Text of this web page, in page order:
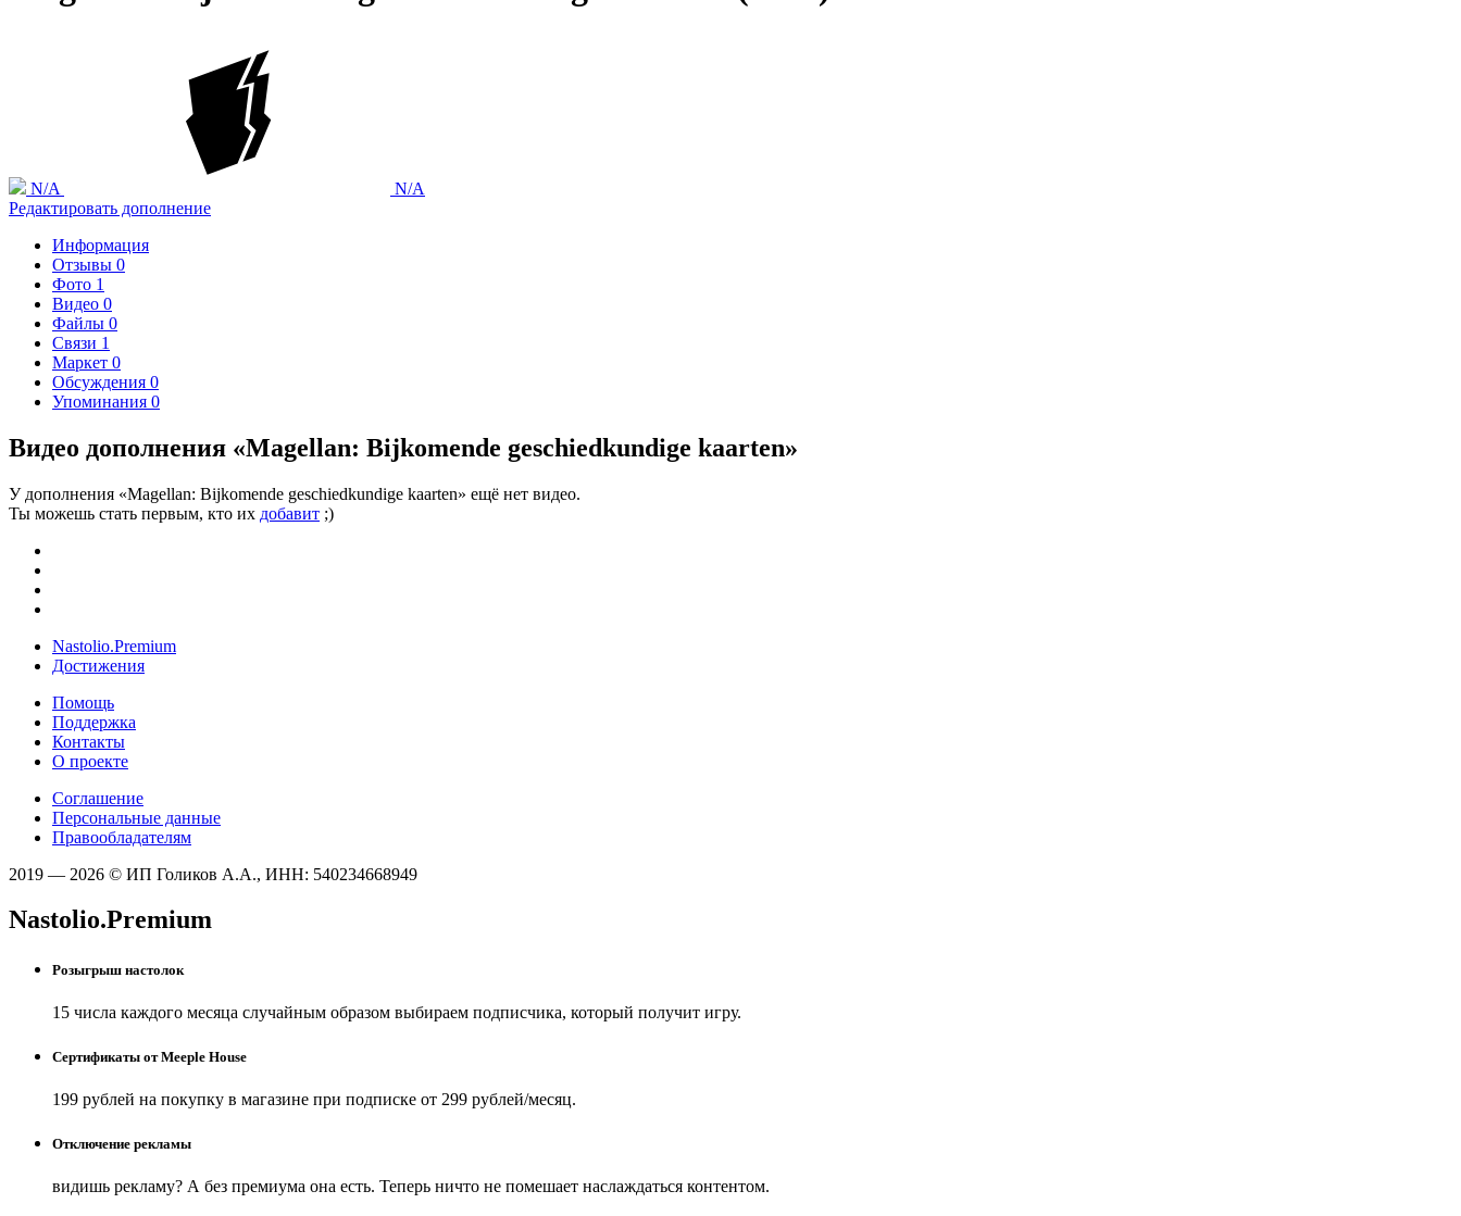
N/A
N/A
Редактировать дополнение
Информация
Отзывы 0
Фото 1
Видео 0
Файлы 0
Связи 1
Маркет 0
Обсуждения 0
Упоминания 0
Видео дополнения «Magellan: Bijkomende geschiedkundige kaarten»
У дополнения «Magellan: Bijkomende geschiedkundige kaarten» ещё нет видео.
Ты можешь стать первым, кто их добавит ;)
Nastolio.Premium
Достижения
Помощь
Поддержка
Контакты
О проекте
Соглашение
Персональные данные
Правообладателям
2019 — 2026 © ИП Голиков А.А., ИНН: 540234668949
Nastolio.Premium
Розыгрыш настолок
15 числа каждого месяца случайным образом выбираем подписчика, который получит игру.
Сертификаты от Meeple House
199 рублей на покупку в магазине при подписке от 299 рублей/месяц.
Отключение рекламы
видишь рекламу? А без премиума она есть. Теперь ничто не помешает наслаждаться контентом.